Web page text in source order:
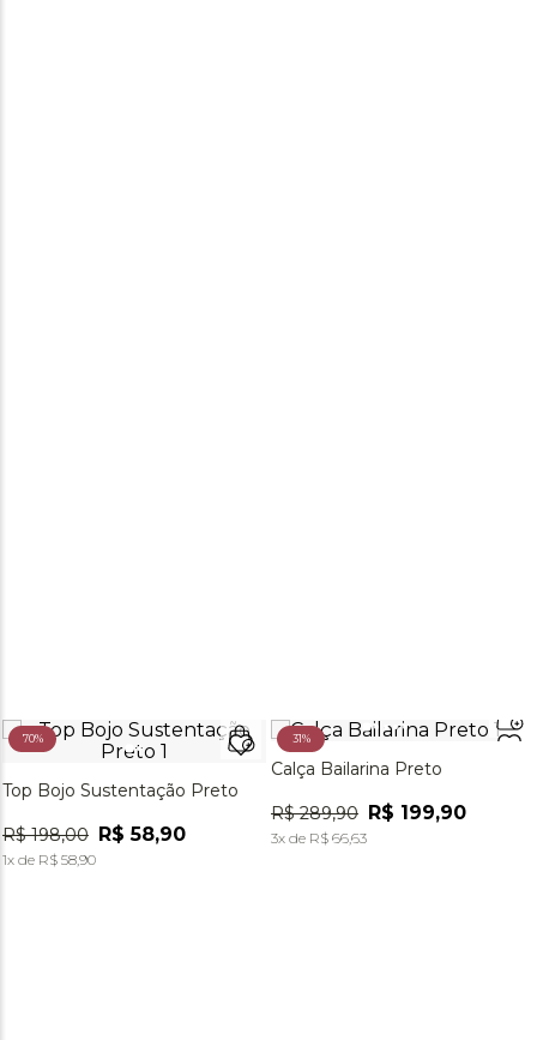
70%
Top Bojo Sustentação Preto
R$ 198,00 R$ 58,90
1x de R$ 58,90
31%
Calça Bailarina Preto
R$ 289,90 R$ 199,90
3x de R$ 66,63